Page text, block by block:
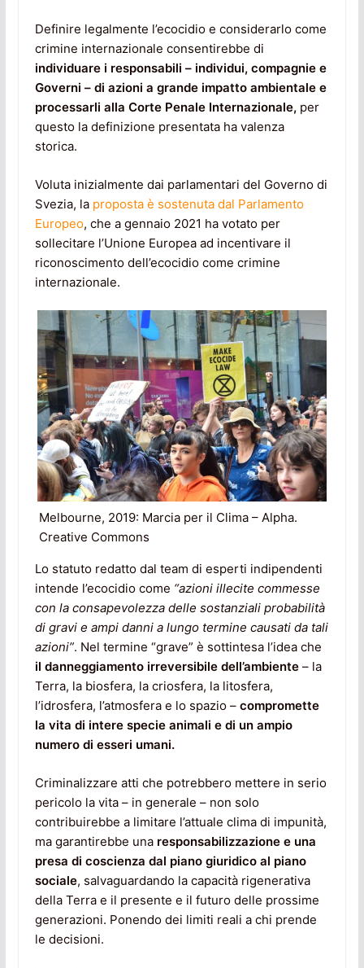
Definire legalmente l’ecocidio e considerarlo come
crimine internazionale consentirebbe di
individuare i responsabili – individui, compagnie e
Governi – di azioni a grande impatto ambientale e
processarli alla Corte Penale Internazionale, per
questo la definizione presentata ha valenza
storica.
Voluta inizialmente dai parlamentari del Governo di
Svezia, la proposta è sostenuta dal Parlamento
Europeo, che a gennaio 2021 ha votato per
sollecitare l’Unione Europea ad incentivare il
riconoscimento dell’ecocidio come crimine
internazionale.
Melbourne, 2019: Marcia per il Clima – Alpha.
Creative Commons
Lo statuto redatto dal team di esperti indipendenti
intende l’ecocidio come “azioni illecite commesse
con la consapevolezza delle sostanziali probabilità
di gravi e ampi danni a lungo termine causati da tali
azioni”. Nel termine “grave” è sottintesa l’idea che
il danneggiamento irreversibile dell’ambiente– la
Terra, la biosfera, la criosfera, la litosfera,
l’idrosfera, l’atmosfera e lo spazio – compromette
la vita di intere specie animali e di un ampio
numero di esseri umani.
Criminalizzare atti che potrebbero mettere in serio
pericolo la vita – in generale – non solo
contribuirebbe a limitare l’attuale clima di impunità,
ma garantirebbe una responsabilizzazione e una
presa di coscienza dal piano giuridico al piano
sociale, salvaguardando la capacità rigenerativa
della Terra e il presente e il futuro delle prossime
generazioni. Ponendo dei limiti reali a chi prende
le decisioni.